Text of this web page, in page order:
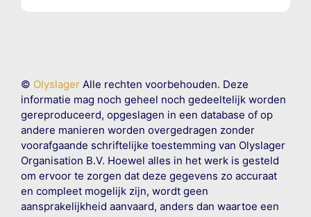
© OlyslagerAlle rechten voorbehouden. Deze
informatie mag noch geheel noch gedeeltelijk worden
gereproduceerd, opgeslagen in een database of op
andere manieren worden overgedragen zonder
voorafgaande schriftelijke toestemming van Olyslager
Organisation B.V. Hoewel alles in het werk is gesteld
om ervoor te zorgen dat deze gegevens zo accuraat
en compleet mogelijk zijn, wordt geen
aansprakelijkheid aanvaard, anders dan waartoe een